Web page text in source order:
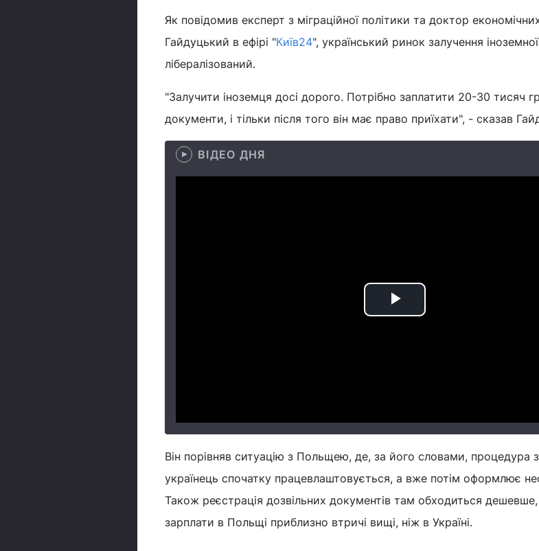
Як повідомив експерт з міграційної політики та доктор
Гайдуцький в ефірі "Київ24", український ринок залучення
лібералізований.
"Залучити іноземця досі дорого. Потрібно заплатити 20-30 тисяч
документи, і тільки після того він має право приїхати", - сказав
ВІДЕО ДНЯ
Play
Він порівняв ситуацію з Польщею, де, за його словами, процедура
українець спочатку працевлаштовується, а вже потім оформлює
Також реєстрація дозвільних документів там обходиться
зарплати в Польщі приблизно втричі вищі, ніж в Україні.